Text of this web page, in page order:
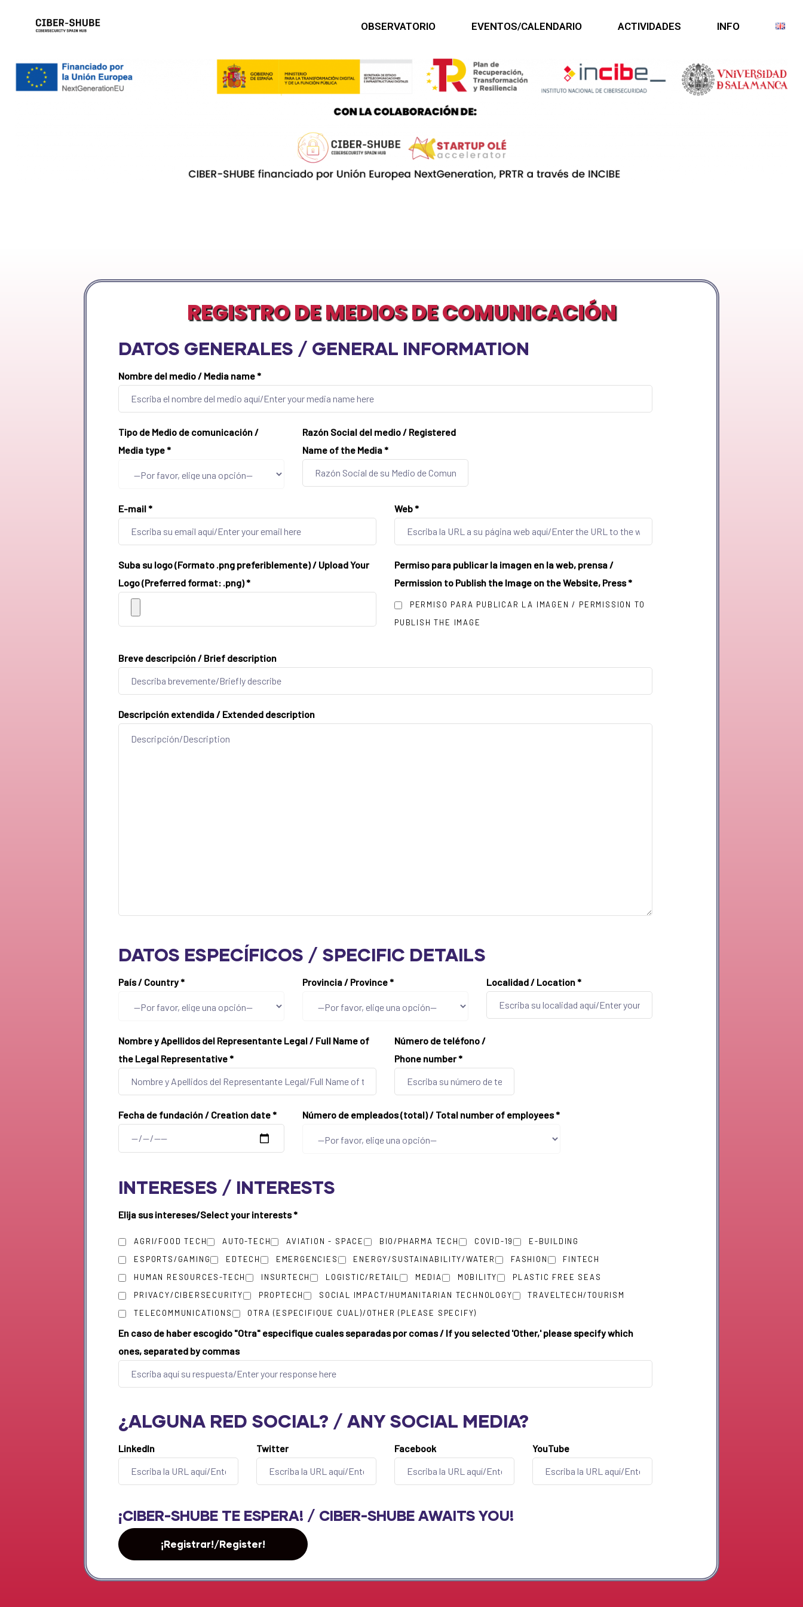
OBSERVATORIO EVENTOS/CALENDARIO ACTIVIDADES INFO
REGISTRO DE MEDIOS DE COMUNICACIÓN
DATOS GENERALES / GENERAL INFORMATION
Nombre del medio / Media name *
Tipo de Medio de comunicación /
Media type *
Razón Social del medio / Registered
Name of the Media *
E-mail * Web *
Suba su logo (Formato .png preferiblemente) / Upload Your
Logo (Preferred format: .png)*
Permiso para publicar la imagen en la web, prensa /
Permission to Publish the Image on the Website, Press*
PERMISO PARA PUBLICAR LA IMAGEN / PERMISSION TO
PUBLISH THE IMAGE
Breve descripción / Brief description
Descripción extendida / Extended description
DATOS ESPECÍFICOS / SPECIFIC DETAILS
País / Country * Provincia / Province * Localidad / Location *
Nombre y Apellidos del Representante Legal / Full Name of
the Legal Representative *
Número de teléfono /
Phone number*
Fecha de fundación / Creation date * Número de empleados (total) / Total number of employees*
INTERESES / INTERESTS
Elija sus intereses/Select your interests*
AGRI/FOOD TECH AUTO-TECH AVIATION - SPACE BIO/PHARMA TECH COVID-19
E-BUILDING
ESPORTS/GAMING
EDTECH EMERGENCIES ENERGY/SUSTAINABILITY/WATER FASHION
FINTECH
HUMAN RESOURCES-TECH
INSURTECH LOGISTIC/RETAIL MEDIA MOBILITY
PLASTIC FREE SEAS
PRIVACY/CIBERSECURITY
PROPTECH SOCIAL IMPACT/HUMANITARIAN TECHNOLOGY
TRAVELTECH/TOURISM
TELECOMMUNICATIONS
OTRA (ESPECIFIQUE CUAL)/OTHER (PLEASE SPECIFY)
En caso de haber escogido "Otra" especifique cuales separadas por comas / If you selected 'Other,' please specify which
ones, separated by commas
¿ALGUNA RED SOCIAL? / ANY SOCIAL MEDIA?
LinkedIn Twitter Facebook YouTube
¡CIBER-SHUBE TE ESPERA! / CIBER-SHUBE AWAITS YOU!